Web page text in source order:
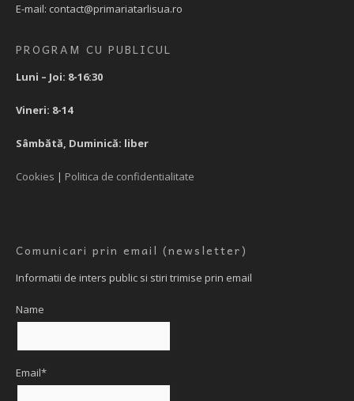
E-mail: contact@primariatarlisua.ro
PROGRAM CU PUBLICUL
Luni – Joi: 8-16:30
Vineri: 8-14
Sâmbătă, Duminică: liber
Cookies | Politica de confidentialitate
Comunicari prin email (newsletter)
Informatii de inters public si stiri trimise prin email
Name
Email*